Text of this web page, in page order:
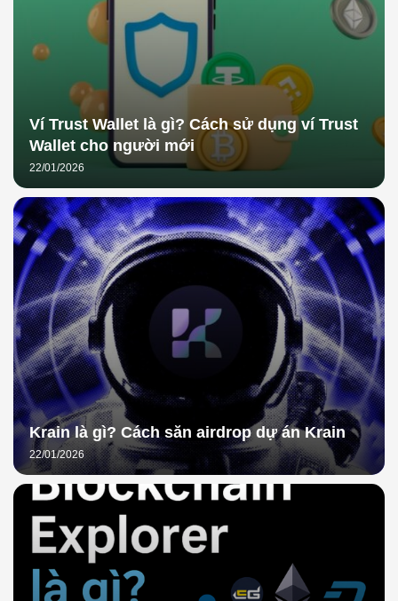
Ví Trust Wallet là gì? Cách sử dụng ví Trust
Wallet cho người mới
22/01/2026
Krain là gì? Cách săn airdrop dự án Krain
22/01/2026